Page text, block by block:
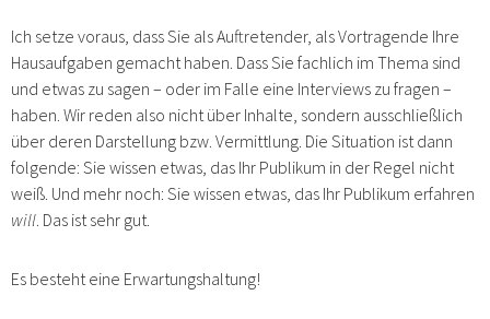
Ich setze voraus, dass Sie als Auftretender, als Vortragende Ihre
Hausaufgaben gemacht haben. Dass Sie fachlich im Thema sind
und etwas zu sagen – oder im Falle eine Interviews zu fragen –
haben. Wir reden also nicht über Inhalte, sondern ausschließlich
über deren Darstellung bzw. Vermittlung. Die Situation ist dann
folgende: Sie wissen etwas, das Ihr Publikum in der Regel nicht
weiß. Und mehr noch: Sie wissen etwas, das Ihr Publikum erfahren
will. Das ist sehr gut.
Es besteht eine Erwartungshaltung!